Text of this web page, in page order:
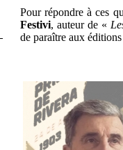
Pour répondre à ces
Festivi, auteur de «
de paraître aux